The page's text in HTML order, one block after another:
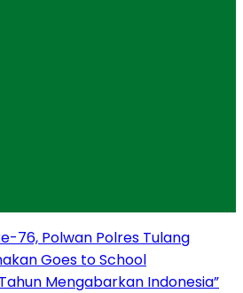
76, Polwan Polres Tulang
Goes to School
Mengabarkan Indonesia”